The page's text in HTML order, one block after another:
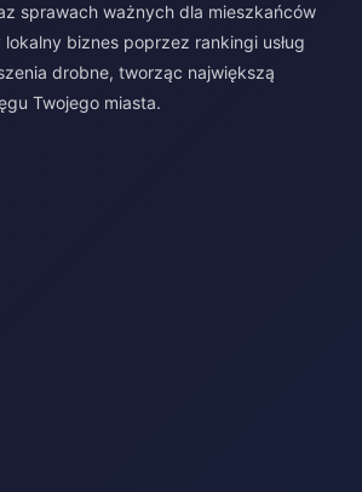
sprawach ważnych dla mieszkańców
biznes poprzez rankingi usług
drobne, tworząc największą
Twojego miasta.